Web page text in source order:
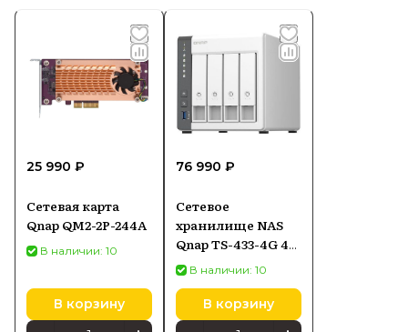
25 990 ₽
Сетевая карта
Qnap QM2-2P-244A
В наличии: 10
В корзину
76 990 ₽
Сетевое
хранилище NAS
Qnap TS-433-4G 4-
bay настольный
Cortex-A55
В наличии: 10
В корзину